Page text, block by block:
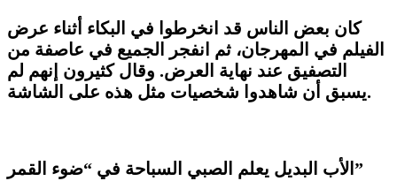
كان بعض الناس قد انخرطوا في البكاء أثناء عرض
الفيلم في المهرجان، ثم انفجر الجميع في عاصفة من
التصفيق عند نهاية العرض. وقال كثيرون إنهم لم
يسبق أن شاهدوا شخصيات مثل هذه على الشاشة.
الأب البديل يعلم الصبي السباحة في “ضوء القمر”